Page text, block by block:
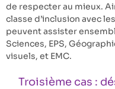
de respecter au mieux.
classe d’inclusion avec
peuvent assister
Sciences, EPS,
visuels, et EMC.
Troisième cas :